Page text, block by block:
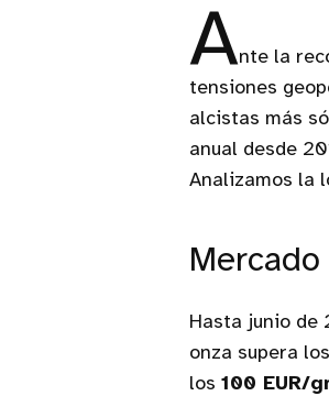
Ante la
tensiones
alcistas más
anual desde
Analizamos la
Hasta junio de
onza supera los
los 100 EUR/